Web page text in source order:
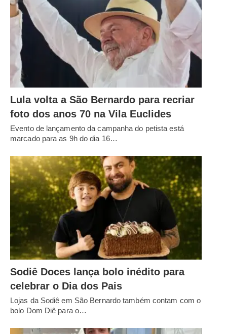
Lula volta a São Bernardo para recriar
foto dos anos 70 na Vila Euclides
Evento de lançamento da campanha do petista está
marcado para as 9h do dia 16…
Sodiê Doces lança bolo inédito para
celebrar o Dia dos Pais
Lojas da Sodiê em São Bernardo também contam com o
bolo Dom Diê para o…